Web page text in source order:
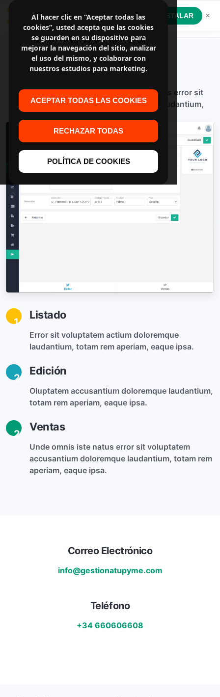
Al hacer clic en “Aceptar todas las
cookies”, usted acepta que las cookies
se guarden en su dispositivo para
mejorar la navegación del sitio, analizar
el uso del mismo, y colaborar con
nuestros estudios para marketing.
ACEPTAR TODAS LAS COOKIES
RECHAZAR TODAS
POLÍTICA DE COOKIES
Software a medida INSTALAR ✕
Clientes
Sed ut perspiciatis unde omnis iste natus error sit
voluptatem accusantium doloremque laudantium,
1
Listado
Error sit voluptatem actium doloremque
laudantium, totam rem aperiam, eaque ipsa.
2
Edición
Oluptatem accusantium doloremque laudantium,
totam rem aperiam, eaque ipsa.
2
Ventas
Unde omnis iste natus error sit voluptatem
accusantium doloremque laudantium, totam rem
aperiam, eaque ipsa.
Correo Electrónico
info@gestionatupyme.com
Teléfono
+34 660606608